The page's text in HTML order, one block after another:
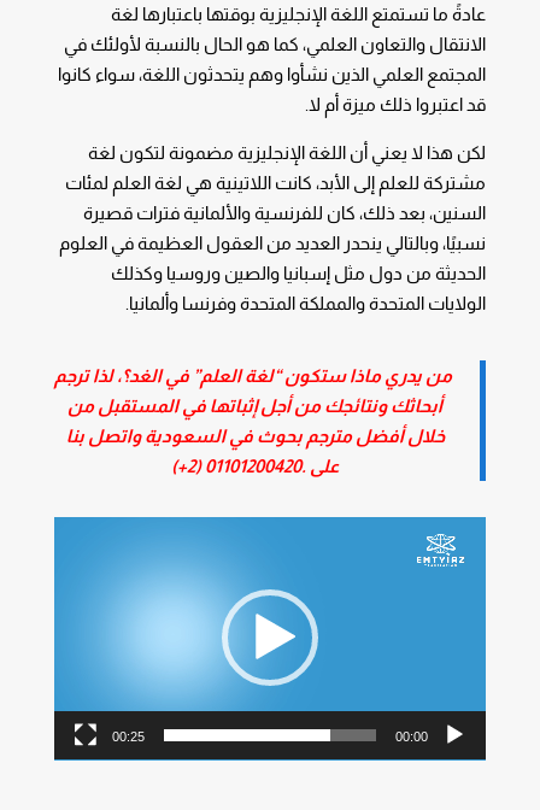
عادةً ما تستمتع اللغة الإنجليزية بوقتها باعتبارها لغة
الانتقال والتعاون العلمي، كما هو الحال بالنسبة لأولئك في
المجتمع العلمي الذين نشأوا وهم يتحدثون اللغة، سواء كانوا
قد اعتبروا ذلك ميزة أم لا.
لكن هذا لا يعني أن اللغة الإنجليزية مضمونة لتكون لغة
مشتركة للعلم إلى الأبد، كانت اللاتينية هي لغة العلم لمئات
السنين، بعد ذلك، كان للفرنسية والألمانية فترات قصيرة
نسبيًا، وبالتالي ينحدر العديد من العقول العظيمة في العلوم
الحديثة من دول مثل إسبانيا والصين وروسيا وكذلك
الولايات المتحدة والمملكة المتحدة وفرنسا وألمانيا.
من يدري ماذا ستكون “لغة العلم” في الغد؟، لذا ترجم
أبحاثك ونتائجك من أجل إثباتها في المستقبل من
خلال أفضل مترجم بحوث في السعودية واتصل بنا
على .01101200420 (2+)
مشغل
الفيديو
00:00
00:25